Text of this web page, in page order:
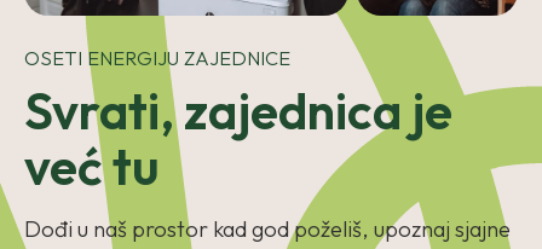
OSETI ENERGIJU ZAJEDNICE
Svrati, zajednica je
već tu
Dođi u naš prostor kad god poželiš, upoznaj sjajne